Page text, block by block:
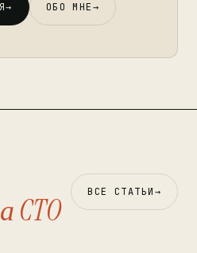
→ ОБО МНЕ→
CTO ВСЕ СТАТЬИ→